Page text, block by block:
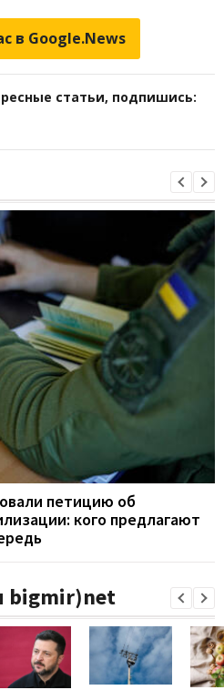
в Google.News
статьи, подпишись:
петицию об
кого предлагают
bigmir)net